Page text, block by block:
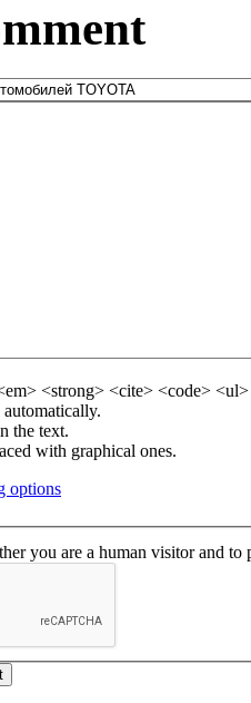
<strong> <cite> <code>
the text.
with graphical ones.
options
you are a human visitor and to